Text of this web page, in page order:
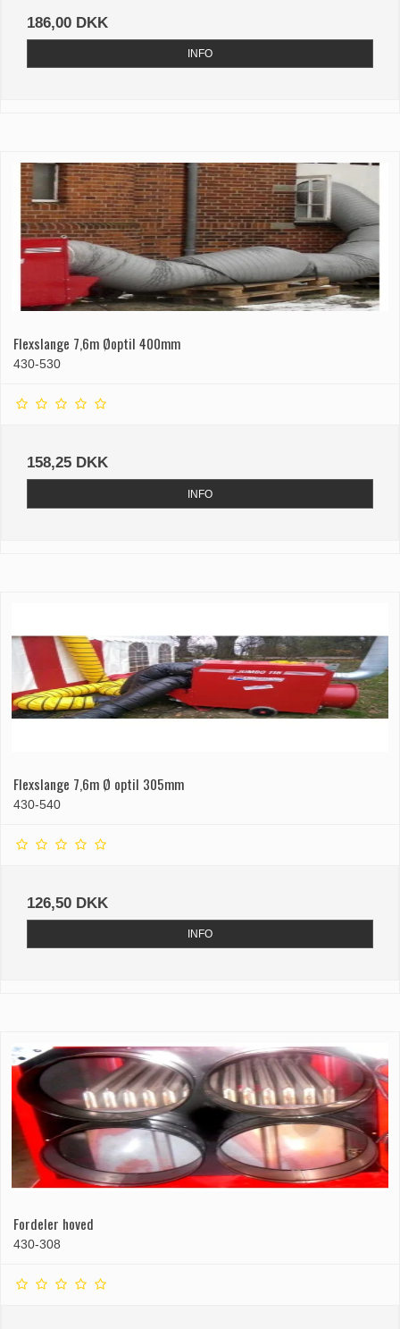
186,00 DKK
INFO
Flexslange 7,6m Øoptil 400mm
430-530
158,25 DKK
INFO
Flexslange 7,6m Ø optil 305mm
430-540
126,50 DKK
INFO
Fordeler hoved
430-308